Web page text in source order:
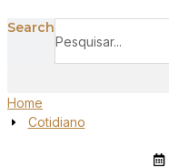
Search
Home
Cotidiano